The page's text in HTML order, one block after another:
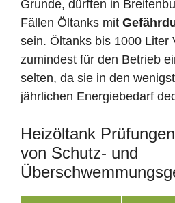
Grunde, dürften in
Fällen Öltanks mit
sein. Öltanks bis 1000 Liter
zumindest für den Betrieb
selten, da sie in den
jährlichen Energiebedarf
Heizöltank Prüfungen
von Schutz- und